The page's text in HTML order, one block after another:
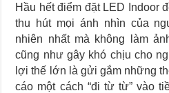
Hầu hết điểm đặt LED Indoor
thu hút mọi ánh nhìn của
nhiên nhất mà không làm
cũng như gây khó chịu cho
lợi thế lớn là gửi gắm những
cáo một cách “đi từ từ” vào